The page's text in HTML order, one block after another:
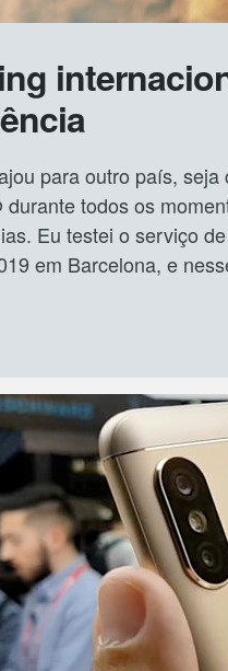
para outro país,
durante todos os
Eu testei o serviço
em Barcelona, e